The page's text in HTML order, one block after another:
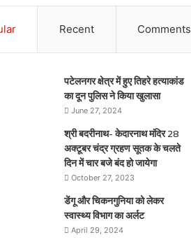
Recent Comments
पटेलनगर क्षेत्र में हुए तिहरे हत्याकांड
का दून पुलिस ने किया खुलासा
June 27, 2024
श्री बदरीनाथ- केदारनाथ मंदिर 28
अक्टूबर चंद्र ग्रहण सूतक के चलते
दिन में चार बजे बंद हो जायेगा
October 27, 2023
डेंगू और चिकनगुनिया को लेकर
स्वास्थ्य विभाग का अर्लट
April 29, 2024